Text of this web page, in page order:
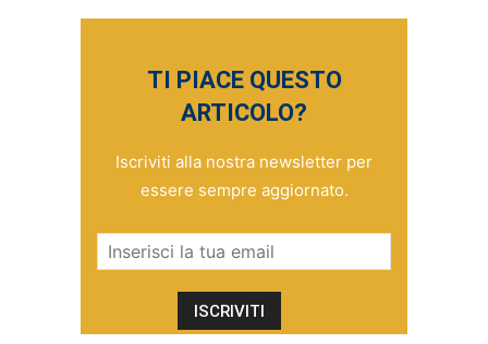
TI PIACE QUESTO
ARTICOLO?
Iscriviti alla nostra newsletter per
essere sempre aggiornato.